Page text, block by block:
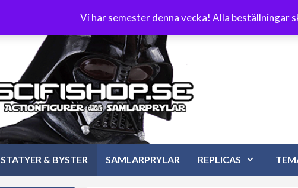
Vi har semester denna vecka! Alla beställningar
Öppet köp 30 dagar Frakt 89 kr
STATYER & BYSTER SAMLARPRYLAR REPLICAS